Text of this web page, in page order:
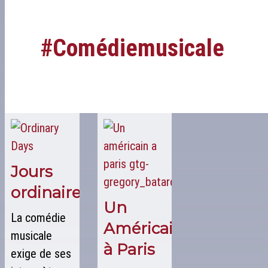
#comédiemusicale
Jours
ordinaires
La comédie
musicale
exige de ses
Un
Américain
à Paris